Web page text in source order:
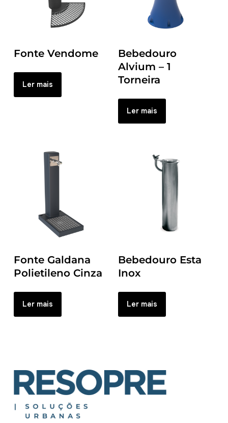
Fonte Vendome
Ler mais
Bebedouro
Alvium – 1
Torneira
Ler mais
Fonte Galdana
Polietileno Cinza
Ler mais
Bebedouro Esta
Inox
Ler mais